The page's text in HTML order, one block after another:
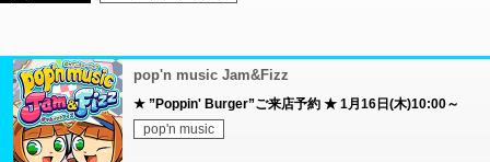
pop'n music Jam&Fizz
★ ”Poppin' Burger”ご来店予約 ★ 1月16日(木)10:00～
pop'n music